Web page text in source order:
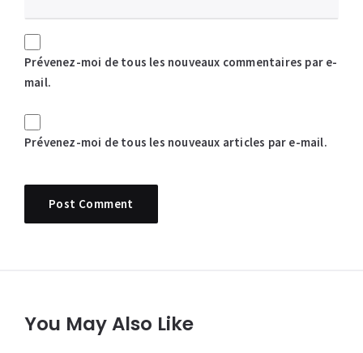
Prévenez-moi de tous les nouveaux commentaires par e-
mail.
Prévenez-moi de tous les nouveaux articles par e-mail.
You May Also Like